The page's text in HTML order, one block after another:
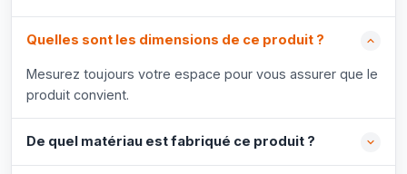
Quelles sont les dimensions de ce produit ?
Mesurez toujours votre espace pour vous assurer que le
produit convient.
De quel matériau est fabriqué ce produit ?